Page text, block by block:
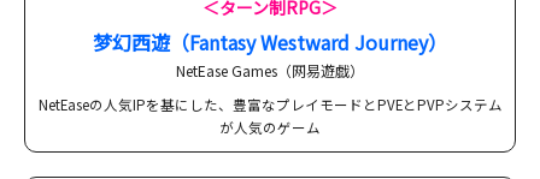
＜ターン制RPG＞
梦幻西遊（Fantasy Westward Journey）
NetEase Games（网易遊戯）
NetEaseの人気IPを基にした、豊富なプレイモードとPVEとPVPシステム
が人気のゲーム